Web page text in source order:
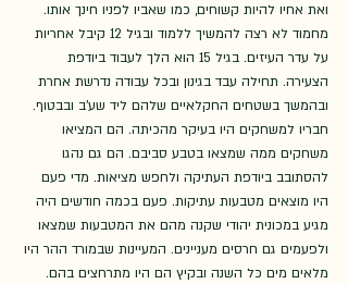
ואת אחיו להיות קשוחים, כמו שאביו לפניו חינך אותו.
מחמוד לא רצה להמשיך ללמוד ובגיל 12 קיבל אחריות
על עדר העיזים. בגיל 15 הוא הלך לעבוד ביודפת
הצעירה. תחילה עבד בגינון ובכל עבודה נדרשת אחרת
ובהמשך בשטחים החקלאיים שלהם ליד שע'ב ובבטוף.
חבריו למשחקים היו בעיקר מהכיתה. הם המציאו
משחקים ממה שמצאו בטבע סביבם. הם גם נהגו
להסתובב ביודפת העתיקה ולחפש מציאות. מדי פעם
היו מוצאים מטבעות עתיקות. פעם בכמה חודשים היה
מגיע במכונית יהודי שקנה מהם את המטבעות שמצאו
ולפעמים גם חרסים מעניינים. המעיינות שבמורד ההר היו
מלאים מים כל השנה ובקיץ הם היו מתרחצים בהם.